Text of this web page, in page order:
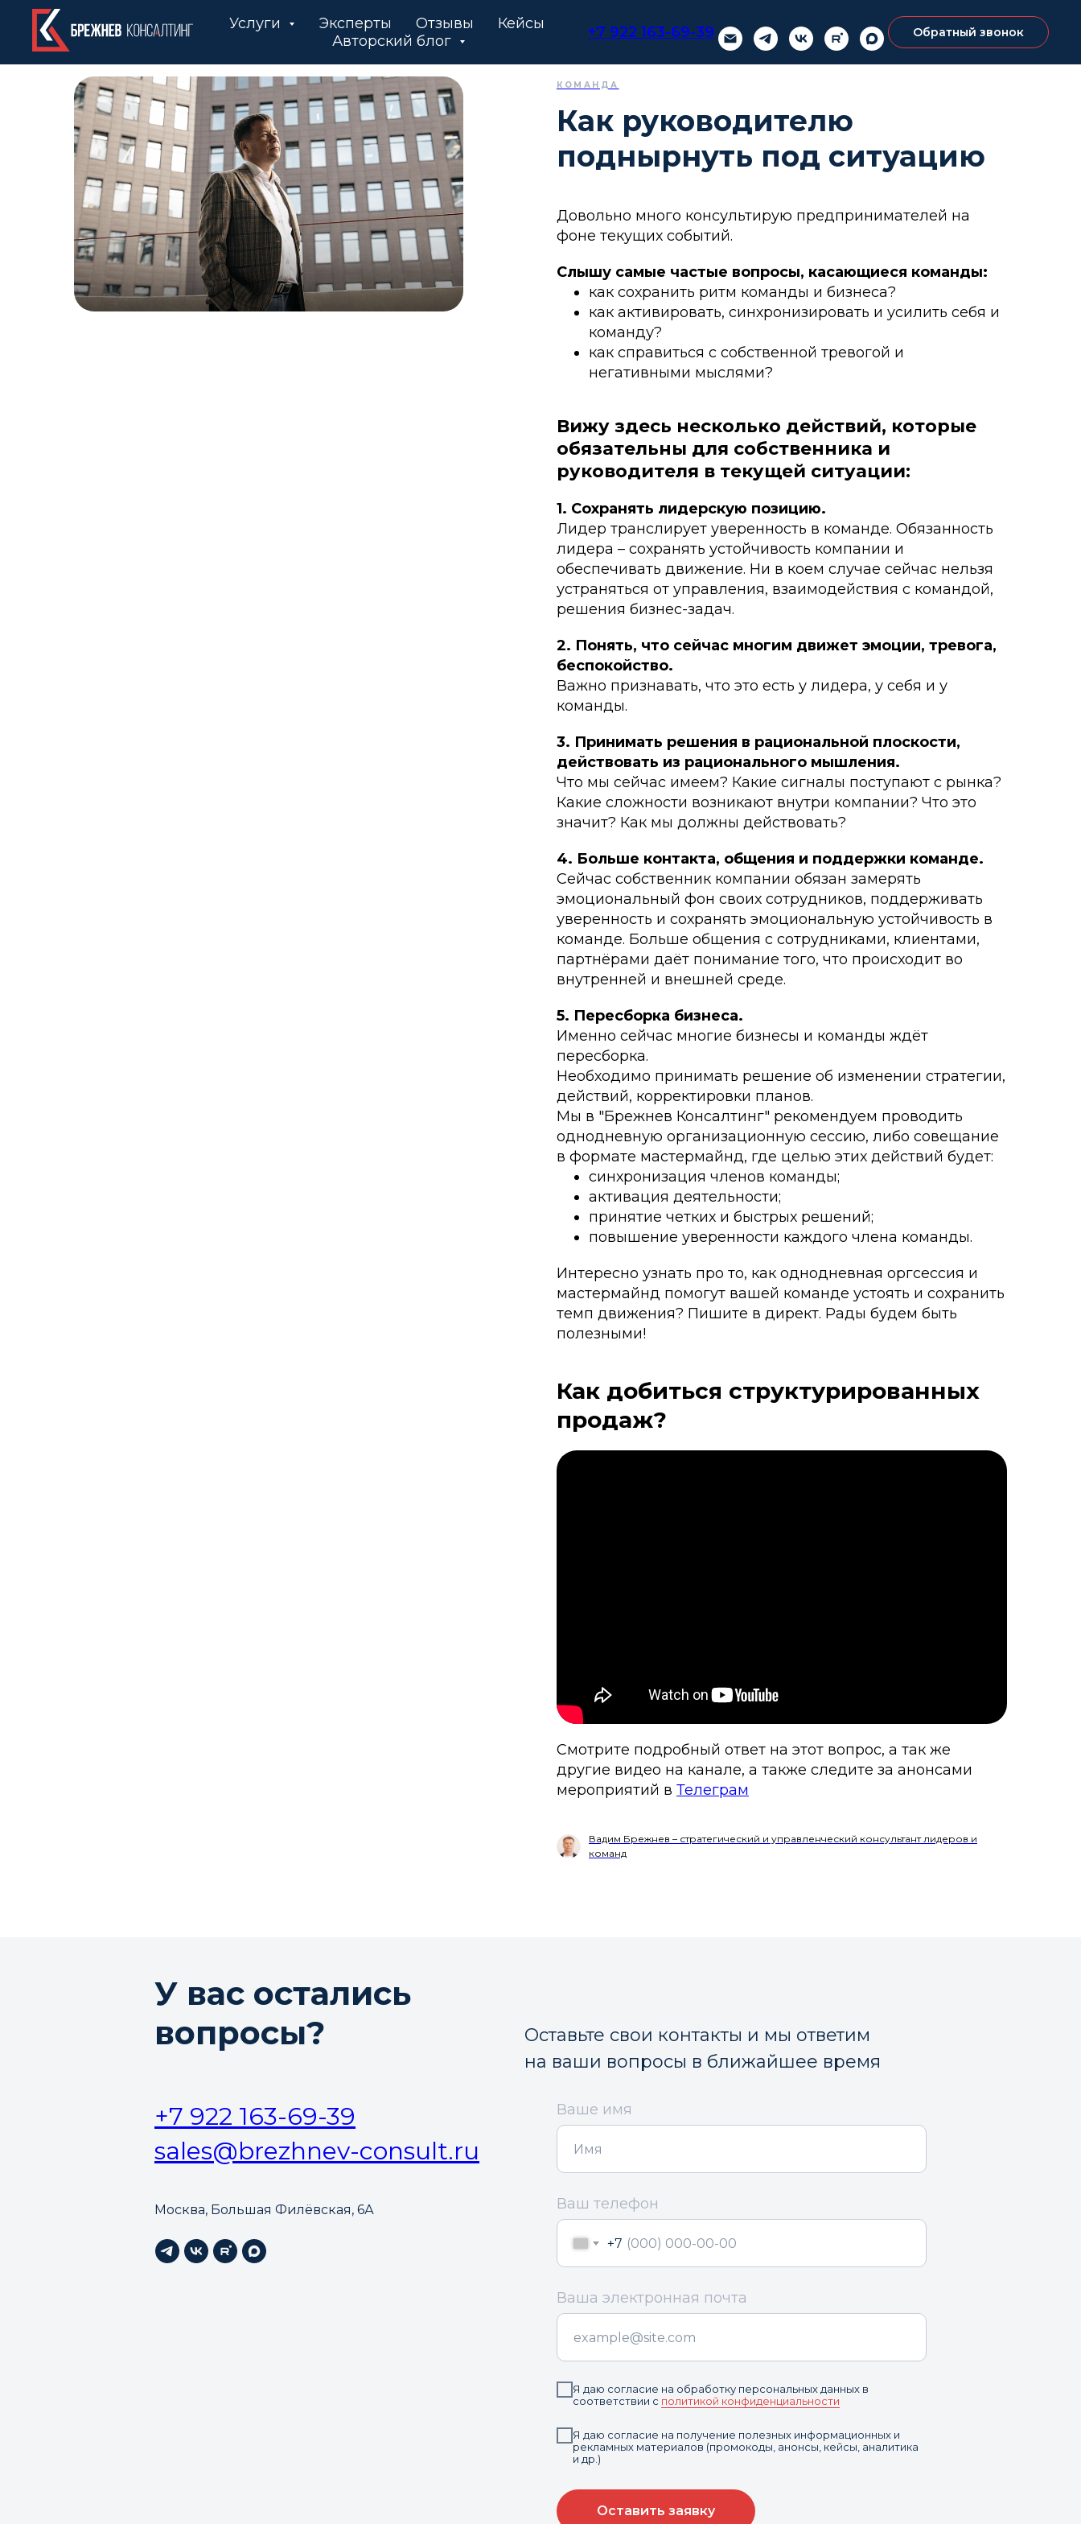
Услуги Эксперты Отзывы
Кейсы
Авторский блог
+7 922 163-69-39 Обратный звонок
КОМАНДА
Как руководителю
поднырнуть под ситуацию
Довольно много консультирую предпринимателей на
фоне текущих событий.
Слышу самые частые вопросы, касающиеся команды:
как сохранить ритм команды и бизнеса?
как активировать, синхронизировать и усилить себя и
команду?
как справиться с собственной тревогой и
негативными мыслями?
Вижу здесь несколько действий, которые
обязательны для собственника и
руководителя в текущей ситуации:
1. Сохранять лидерскую позицию.
Лидер транслирует уверенность в команде. Обязанность
лидера – сохранять устойчивость компании и
обеспечивать движение. Ни в коем случае сейчас нельзя
устраняться от управления, взаимодействия с командой,
решения бизнес-задач.
2. Понять, что сейчас многим движет эмоции, тревога,
беспокойство.
Важно признавать, что это есть у лидера, у себя и у
команды.
3. Принимать решения в рациональной плоскости,
действовать из рационального мышления.
Что мы сейчас имеем? Какие сигналы поступают с рынка?
Какие сложности возникают внутри компании? Что это
значит? Как мы должны действовать?
4. Больше контакта, общения и поддержки команде.
Сейчас собственник компании обязан замерять
эмоциональный фон своих сотрудников, поддерживать
уверенность и сохранять эмоциональную устойчивость в
команде. Больше общения с сотрудниками, клиентами,
партнёрами даёт понимание того, что происходит во
внутренней и внешней среде.
5. Пересборка бизнеса.
Именно сейчас многие бизнесы и команды ждёт
пересборка.
Необходимо принимать решение об изменении стратегии,
действий, корректировки планов.
Мы в "Брежнев Консалтинг" рекомендуем проводить
однодневную организационную сессию, либо совещание
в формате мастермайнд, где целью этих действий будет:
синхронизация членов команды;
активация деятельности;
принятие четких и быстрых решений;
повышение уверенности каждого члена команды.
Интересно узнать про то, как однодневная оргсессия и
мастермайнд помогут вашей команде устоять и сохранить
темп движения? Пишите в директ. Рады будем быть
полезными!
Как добиться структурированных
продаж?
Смотрите подробный ответ на этот вопрос, а так же
другие видео на канале, а также следите за анонсами
мероприятий в Телеграм
Вадим Брежнев – стратегический и управленческий консультант лидеров и
команд
У вас остались
вопросы?
Оставьте свои контакты и мы ответим
на ваши вопросы в ближайшее время
+7 922 163-69-39
sales@brezhnev-consult.ru
Москва, Большая Филёвская, 6А
Ваше имя
Ваш телефон
+7
Ваша электронная почта
Я даю согласие на обработку персональных данных в
соответствии с политикой конфиденциальности
Я даю согласие на получение полезных информационных и
рекламных материалов (промокоды, анонсы, кейсы, аналитика
и др.)
Оставить заявку